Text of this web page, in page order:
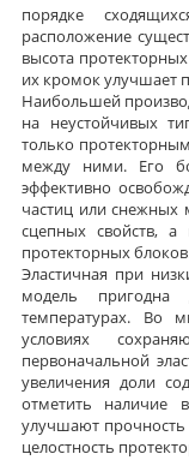
порядке
расположение
высота
их кромок улучшает
Наибольшей
на неустойчивых
только
между ними. Его
эффективно
частиц или снежных
сцепных свойств,
протекторных
Эластичная при
модель пригодна
температурах. Во
условиях
первоначальной
увеличения доли
отметить наличие
улучшают
целостность